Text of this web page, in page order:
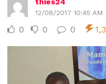
12/08/2017 10:45 AM
0 0 0